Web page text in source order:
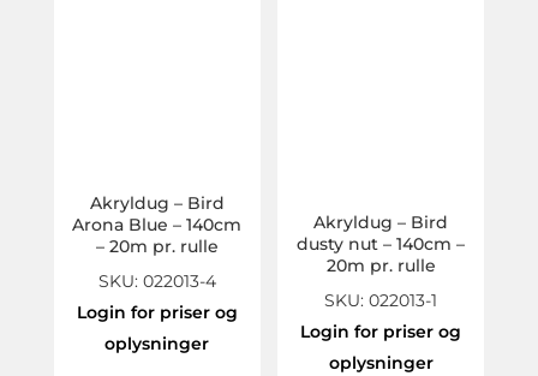
Akryldug – Bird
Arona Blue – 140cm
– 20m pr. rulle
SKU: 022013-4
Login for priser og
oplysninger
Akryldug – Bird
dusty nut – 140cm –
20m pr. rulle
SKU: 022013-1
Login for priser og
oplysninger